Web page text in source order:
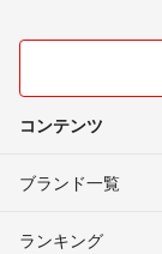
コンテンツ
ブランド一覧
ランキング